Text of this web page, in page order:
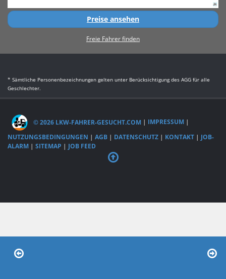
Preise ansehen
Freie Fahrer finden
* Sämtliche Personenbezeichnungen gelten unter Berücksichtigung des AGG für alle
Geschlechter.
© 2026 LKW-FAHRER-GESUCHT.COM | IMPRESSUM |
NUTZUNGSBEDINGUNGEN | AGB | DATENSCHUTZ | KONTAKT | JOB-
ALARM | SITEMAP | JOB FEED